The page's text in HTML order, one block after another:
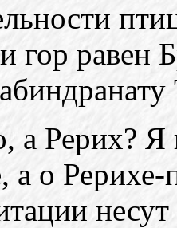
гор равен
а Рерих? Я
а о Рерихе-